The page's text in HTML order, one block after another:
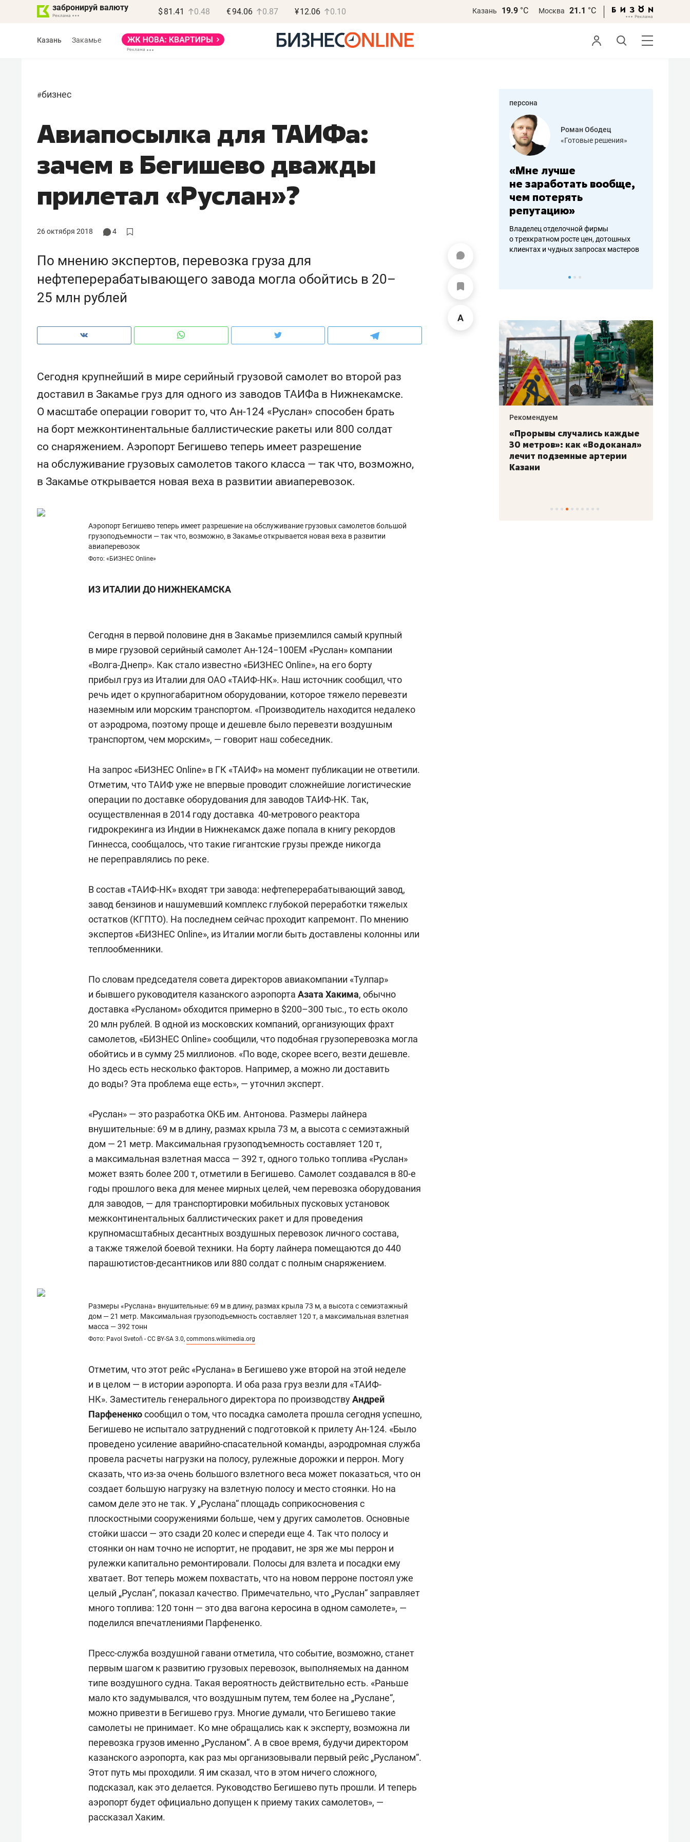
забронируй валюту $ 81.41 0.48 €94.06 0.87 ¥12.06 0.10 Казань 19.9 °С Москва 21.1 °С
Казань Закамье
#бизнес
Авиапосылка для ТАИФа:
зачем в Бегишево дважды
прилетал «Руслан»?
26 октября 2018 4
По мнению экспертов, перевозка груза для
нефтеперерабатывающего завода могла обойтись в 20–
25 млн рублей
Сегодня крупнейший в мире серийный грузовой самолет во второй раз
доставил в Закамье груз для одного из заводов ТАИФа в Нижнекамске.
О масштабе операции говорит то, что Ан-124 «Руслан» способен брать
на борт межконтинентальные баллистические ракеты или 800 солдат
со снаряжением. Аэропорт Бегишево теперь имеет разрешение
на обслуживание грузовых самолетов такого класса — так что, возможно,
в Закамье открывается новая веха в развитии авиаперевозок.
Аэропорт Бегишево теперь имеет разрешение на обслуживание грузовых самолетов большой
грузоподъемности — так что, возможно, в Закамье открывается новая веха в развитии
авиаперевозок
Фото: «БИЗНЕС Online»
ИЗ ИТАЛИИ ДО НИЖНЕКАМСКА
Сегодня в первой половине дня в Закамье приземлился самый крупный
в мире грузовой серийный самолет Ан-124−100ЕМ «Руслан» компании
«Волга-Днепр». Как стало известно «БИЗНЕС Online», на его борту
прибыл груз из Италии для ОАО «ТАИФ-НК». Наш источник сообщил, что
речь идет о крупногабаритном оборудовании, которое тяжело перевезти
наземным или морским транспортом. «Производитель находится недалеко
от аэродрома, поэтому проще и дешевле было перевезти воздушным
транспортом, чем морским», — говорит наш собеседник.
На запрос «БИЗНЕС Online» в ГК «ТАИФ» на момент публикации не ответили.
Отметим, что ТАИФ уже не впервые проводит сложнейшие логистические
операции по доставке оборудования для заводов ТАИФ-НК. Так,
осуществленная в 2014 году доставка 40-метрового реактора
гидрокрекинга из Индии в Нижнекамск даже попала в книгу рекордов
Гиннесса, сообщалось, что такие гигантские грузы прежде никогда
не переправлялись по реке.
В состав «ТАИФ-НК» входят три завода: нефтеперерабатывающий завод,
завод бензинов и нашумевший комплекс глубокой переработки тяжелых
остатков (КГПТО). На последнем сейчас проходит капремонт. По мнению
экспертов «БИЗНЕС Online», из Италии могли быть доставлены колонны или
теплообменники.
По словам председателя совета директоров авиакомпании «Тулпар»
и бывшего руководителя казанского аэропорта Азата Хакима, обычно
доставка «Русланом» обходится примерно в $200–300 тыс., то есть около
20 млн рублей. В одной из московских компаний, организующих фрахт
самолетов, «БИЗНЕС Online» сообщили, что подобная грузоперевозка могла
обойтись и в сумму 25 миллионов. «По воде, скорее всего, везти дешевле.
Но здесь есть несколько факторов. Например, а можно ли доставить
до воды? Эта проблема еще есть», — уточнил эксперт.
«Руслан» — это разработка ОКБ им. Антонова. Размеры лайнера
внушительные: 69 м в длину, размах крыла 73 м, а высота с семиэтажный
дом — 21 метр. Максимальная грузоподъемность составляет 120 т,
а максимальная взлетная масса — 392 т, одного только топлива «Руслан»
может взять более 200 т, отметили в Бегишево. Самолет создавался в 80-е
годы прошлого века для менее мирных целей, чем перевозка оборудования
для заводов, — для транспортировки мобильных пусковых установок
межконтинентальных баллистических ракет и для проведения
крупномасштабных десантных воздушных перевозок личного состава,
а также тяжелой боевой техники. На борту лайнера помещаются до 440
парашютистов-десантников или 880 солдат с полным снаряжением.
Размеры «Руслана» внушительные: 69 м в длину, размах крыла 73 м, а высота с семиэтажный
дом — 21 метр. Максимальная грузоподъемность составляет 120 т, а максимальная взлетная
масса — 392 тонн
Фото: Pavol Svetoň - CC BY-SA 3.0, commons.wikimedia.org
Отметим, что этот рейс «Руслана» в Бегишево уже второй на этой неделе
и в целом — в истории аэропорта. И оба раза груз везли для «ТАИФ-
НК». Заместитель генерального ди⁠ректора по производствуАндрей
Парфененкосообщил о том, что посадка самолета прошла сегодня успешно,
Бегишево не испытало затруднений с подготовкой к прилету Ан-124. «Было
проведено усиление аварийно-спасательной команды, аэродромная служба
провела расчеты нагрузки на полосу, рулежные дорожки и перрон. Могу
сказать, что из-за очень большого взлетного веса может показаться, что он
создает большую нагрузку на взлетную полосу и место стоянки. Но на
самом деле это не так. У „Руслана“ площадь соприкосновения с
плоскостными сооружениями больше, чем у других самолетов. Основные
стойки шасси — это сзади 20 колес и спереди еще 4. Так что полосу и
стоянки он нам точно не испортит, не продавит, не зря же мы перрон и
рулежки капитально ремонтировали. Полосы для взлета и посадки ему
хватает. Вот теперь можем похвастать, что на новом перроне постоял уже
целый „Руслан“, показал качество. Примечательно, что „Руслан“ заправляет
много топлива: 120 тонн — это два вагона керосина в одном самолете», —
поделился впечатлениями Парфененко.
Пресс-служба воздушной гавани отметила, что событие, возможно, станет
первым шагом к развитию грузовых перевозок, выполняемых на данном
типе воздушного судна. Такая вероятность действительно есть. «Раньше
мало кто задумывался, что воздушным путем, тем более на „Руслане“,
можно привезти в Бегишево груз. Многие думали, что Бегишево такие
самолеты не принимает. Ко мне обращались как к эксперту, возможна ли
перевозка грузов именно „Русланом“. А в свое время, будучи директором
казанского аэропорта, как раз мы организовывали первый рейс „Русланом“.
Этот путь мы проходили. Я им сказал, что в этом ничего сложного,
подсказал, как это делается. Руководство Бегишево путь прошли. И теперь
аэропорт будет официально допущен к приему таких самолетов», —
рассказал Хаким.
персона
Роман Ободец
«Готовые решения»
«Мне лучше
не заработать вообще,
чем потерять
репутацию»
Владелец отделочной фирмы
о трехкратном росте цен, дотошных
клиентах и чудных запросах мастеров
Рекомендуем
150 камер до квартиры и Face
ID вместо ключа: какой будет
безопасность в ЖК «Нова»
Рекомендуем
Опыт выживания в дикой
природе, работа
с ментальным и физическим
состоянием как основа
антихрупких команд
Рекомендуем
Мексика, рок-концерт
и вагон с чак-чаком: как
«Гонка Героев»
Рекомендуем
«Прорывы случались каждые
30 метров»: как «Водоканал»
лечит подземные артерии
Казани